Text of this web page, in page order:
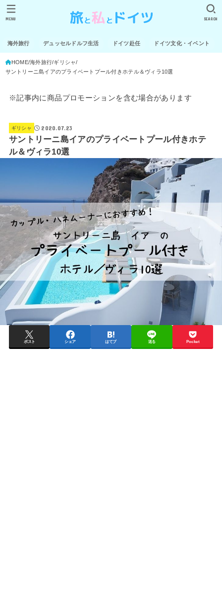
海外旅行 デュッセルドルフ生活 ドイツ赴任 ドイツ文化・イベント
SEARCH
MENU
HOME 海外旅行 ギリシャ
サントリーニ島イアのプライベートプール付きホテル＆ヴィラ10選
※記事内に商品プロモーションを含む場合があります
ギリシャ 2020.07.23
サントリーニ島イアのプライベートプール付きホテ
ル＆ヴィラ10選
ポスト シェア はてブ 送る Pocket